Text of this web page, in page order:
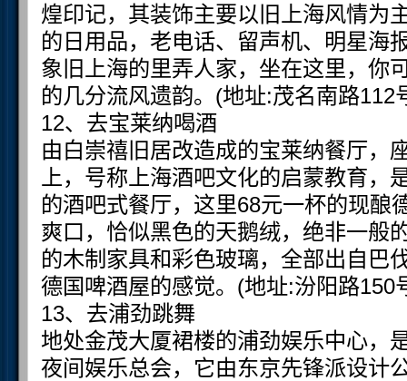
煌印记，其装饰主要以旧上海风情为
的日用品，老电话、留声机、明星
象旧上海的里弄人家，坐在这里，你
的几分流风遗韵。(地址:茂名南路112
12、去宝莱纳喝酒
由白崇禧旧居改造成的宝莱纳餐厅，
上，号称上海酒吧文化的启蒙教育，
的酒吧式餐厅，这里68元一杯的现酿
爽口，恰似黑色的天鹅绒，绝非一般
的木制家具和彩色玻璃，全部出自巴
德国啤酒屋的感觉。(地址:汾阳路150
13、去浦劲跳舞
地处金茂大厦裙楼的浦劲娱乐中心，
夜间娱乐总会，它由东京先锋派设计